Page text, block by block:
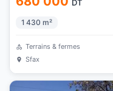
DT
1 430 m²
Terrains & fermes
Sfax